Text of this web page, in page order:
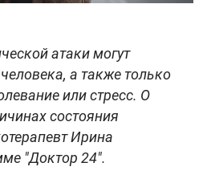
атаки могут
а также только
или стресс. О
состояния
Ирина
"Доктор 24".